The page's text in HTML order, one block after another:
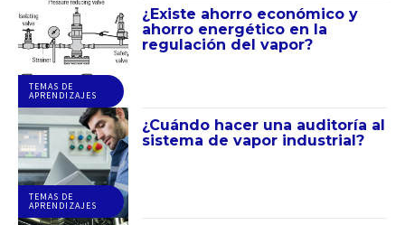
TEMAS DE
APRENDIZAJES
¿Existe ahorro económico y
ahorro energético en la
regulación del vapor?
TEMAS DE
APRENDIZAJES
¿Cuándo hacer una auditoría al
sistema de vapor industrial?